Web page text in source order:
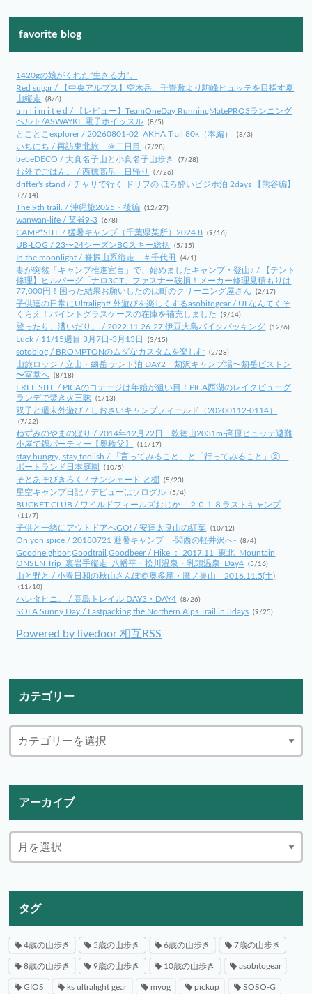
favorite blog
1420gの娘がくれた“生きる力”。
Red sugar / 【中央アルプス】空木岳、千畳敷より駒峰ヒュッテを目指す夏
山縦走
(8/6)
u n l i m i t e d / 【レビュー】TeamOneDay RunningMatePRO3ランニング
ベルト/ASWAYKE 電子ホイッスル (8/5)
とことこexplorer / 20260801-02_AKHA Trail 80k（本編） (8/3)
いちにち / 再訪東北旅 ＠二日目 (7/28)
bebeDECO / 大真名子山と小真名子山歩き (7/28)
お外でごはん。 / 西穂高岳 日帰り (7/26)
drifter's stand / チャリで行く ドリフの ほろ酔いビジホ泊 2days 【熊谷編】
(7/14)
The 9th trail. / 沖縄旅2025・後編 (12/27)
wanwan-life / 某省9-3 (6/8)
CAMP*SITE / 猛暑キャンプ（千葉県某所）2024.8 (9/16)
UB-LOG / 23〜24シーズンBCスキー総括 (5/15)
In the moonlight / 脊振山系縦走 ＃千代田 (4/1)
妻が突然「キャンプ推進宣言」で、始めましたキャンプ・登山♪ / 【テント
修理】ヒルバーグ「ナロ3GT」ファスナー破損！メーカー修理見積もりは
77,000円！困った結果お願いしたのは町のクリーニング屋さん
(2/17)
子供達の日常にUltralight! 外遊びを楽しくするasobitogear / ULなんてくそ
くらえ！パイントグラスケースの在庫を補充しました
(9/14)
登ったり、漕いだり。 / 2022.11.26-27 伊豆大島バイクパッキング (12/6)
Luck / 11/15週目 3月7日-3月13日 (3/15)
sotoblog / BROMPTONのムダなカスタムを楽しむ (2/28)
山旅ロッジ / 立山・劔岳 テント泊 DAY2 剱沢キャンプ場〜剱岳ピストン
〜室堂へ (8/18)
FREE SITE / PICAのコテージは年始が狙い目！PICA西湖のレイクビューグ
ランデで焚き火三昧
(1/13)
双子と週末外遊び / しおさいキャンプフィールド（20200112-0114）
(7/22)
ねずみのやまのぼり / 2014年12月22日 乾徳山2031m-高原ヒュッテ避難
小屋で鍋パーティー【奥秩父】
(11/17)
stay hungry, stay foolish / 「言ってみること」と「行ってみること」②
ポートランド日本庭園
(10/5)
そとあそびきろく / サンシェード と棚 (5/23)
星空キャンプ日記 / デビューはソログル (5/4)
BUCKET CLUB / ワイルドフィールズおじか ２０１８ラストキャンプ
(11/7)
子供と一緒にアウトドアへGO! / 安達太良山の紅葉 (10/12)
Oniyon spice / 20180721 避暑キャンプ -関西の軽井沢へ- (8/4)
Goodneighbor,Goodtrail,Goodbeer / Hike ： 2017.11_東北_Mountain
ONSEN Trip_裏岩手縦走_八幡平・松川温泉・乳頭温泉_Day4 (5/16)
山と野と / 小春日和の秋山さんぽ＠奥多摩・鷹ノ巣山 2016.11.5(土)
(11/10)
ハレタヒニ。 / 高島トレイル DAY3・DAY4 (8/26)
SOLA Sunny Day / Fastpacking the Northern Alps Trail in 3days (9/25)
Powered by livedoor 相互RSS
カテゴリー
アーカイブ
タグ
4歳の山歩き 5歳の山歩き 6歳の山歩き 7歳の山歩き
8歳の山歩き 9歳の山歩き 10歳の山歩き asobitogear
GIOS ks ultralight gear myog pickup SOSO-G